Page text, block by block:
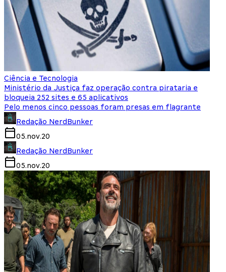
Ciência e Tecnologia
Ministério da Justiça faz operação contra pirataria e
bloqueia 252 sites e 65 aplicativos
Pelo menos cinco pessoas foram presas em flagrante
Redação NerdBunker
05.nov.20
Redação NerdBunker
05.nov.20